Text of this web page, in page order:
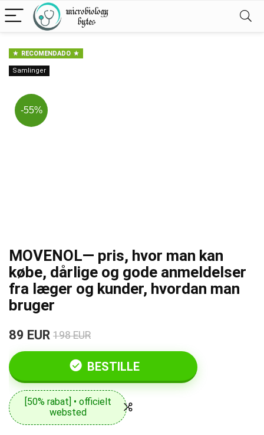
RECOMENDADO
Samlinger
-55%
MOVENOL— pris, hvor man kan
købe, dårlige og gode anmeldelser
fra læger og kunder, hvordan man
bruger
89 EUR 198 EUR
BESTILLE
[50% rabat] • officielt
websted